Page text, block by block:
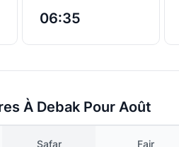
06:35
À Debak Pour Août
Safar Fajr